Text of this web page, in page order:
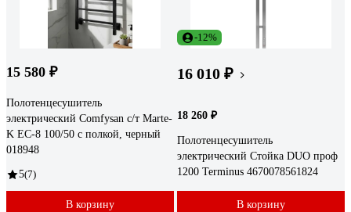
15 580 ₽
Полотенцесушитель
электрический Comfysan с/т Marte-
K EC-8 100/50 с полкой, черный
018948
5(7)
В корзину
-12%
16 010 ₽
18 260 ₽
Полотенцесушитель
электрический Стойка DUO проф
1200 Terminus 4670078561824
В корзину